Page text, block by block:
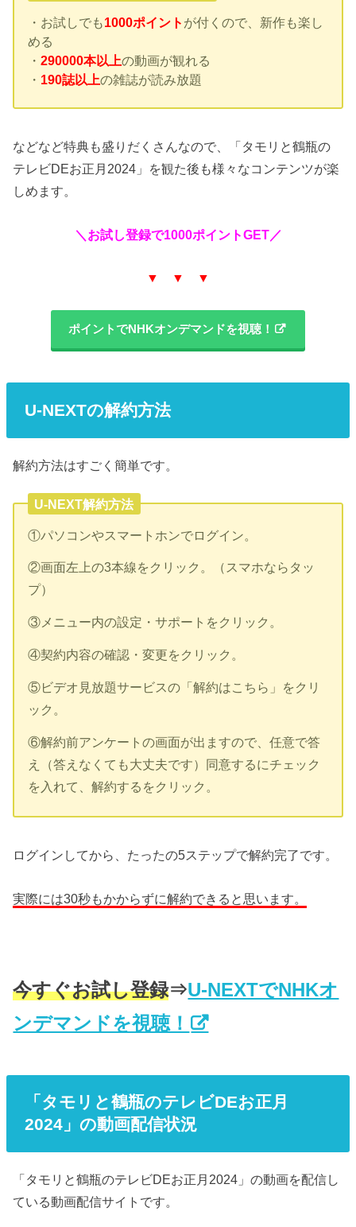
・お試しでも1000ポイント が付くので、新作も楽し
める
・290000本以上の動画が観れる
・ 190誌以上の雑誌が読み放題
などなど特典も盛りだくさんなので、「タモリと鶴瓶の
テレビDEお正月2024」を観た後も様々なコンテンツが楽
しめます。
＼お試し登録で1000ポイントGET／
▼ ▼ ▼
ポイントでNHKオンデマンドを視聴！
U-NEXTの解約方法
解約方法はすごく簡単です。
U-NEXT解約方法
①パソコンやスマートホンでログイン。
②画面左上の3本線をクリック。（スマホならタッ
プ）
③メニュー内の設定・サポートをクリック。
④契約内容の確認・変更をクリック。
⑤ビデオ見放題サービスの「解約はこちら」をクリ
ック。
⑥解約前アンケートの画面が出ますので、任意で答
え（答えなくても大丈夫です）同意するにチェック
を入れて、解約するをクリック。
ログインしてから、たったの5ステップで解約完了です。
実際には30秒もかからずに解約できると思います。
今すぐお試し登録⇒U-NEXTでNHKオ
ンデマンドを視聴！
「タモリと鶴瓶のテレビDEお正月
2024」の動画配信状況
「タモリと鶴瓶のテレビDEお正月2024」の動画を配信し
ている動画配信サイトです。